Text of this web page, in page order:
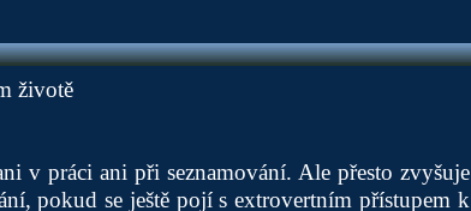
životě
v práci ani při seznamování. Ale přesto zvyšuje
pokud se ještě pojí s extrovertním přístupem k